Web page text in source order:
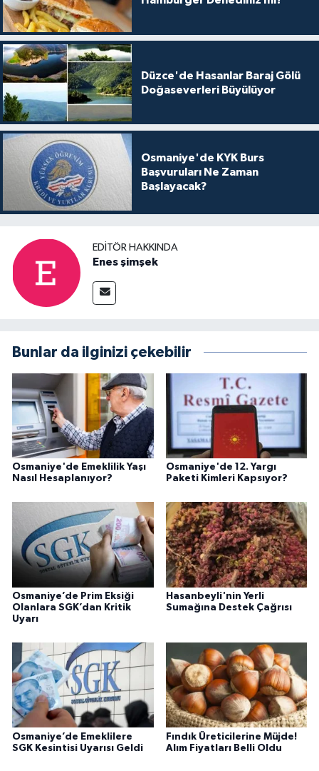
Düzce'de Hasanlar Baraj Gölü
Doğaseverleri Büyülüyor
Osmaniye'de KYK Burs
Başvuruları Ne Zaman
Başlayacak?
EDITÖR HAKKINDA
Enes şimşek
Bunlar da ilginizi çekebilir
Osmaniye'de Emeklilik Yaşı
Nasıl Hesaplanıyor?
Osmaniye'de 12. Yargı
Paketi Kimleri Kapsıyor?
Osmaniye’de Prim Eksiği
Olanlara SGK’dan Kritik
Uyarı
Hasanbeyli'nin Yerli
Sumağına Destek Çağrısı
Osmaniye’de Emeklilere
SGK Kesintisi Uyarısı Geldi
Fındık Üreticilerine Müjde!
Alım Fiyatları Belli Oldu